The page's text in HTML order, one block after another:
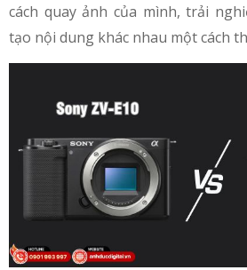
cách quay ảnh của mình, trải
tạo nội dung khác nhau một cách